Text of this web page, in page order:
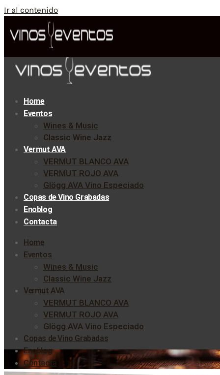
Ir al contenido
Home
Eventos
Wines & Music
Classic Wine Jazz
Vermut AVA
VERMUT BLANCO AVA
VERMUT ROJO AVA
Glögg AVA Vino Especiado
Copas de Vino Grabadas
Enoblog
Contacta
Home
Eventos
Wines & Music
Classic Wine Jazz
Vermut AVA
VERMUT BLANCO AVA
VERMUT ROJO AVA
Glögg AVA Vino Especiado
Copas de Vino Grabadas
Enoblog
Contacta